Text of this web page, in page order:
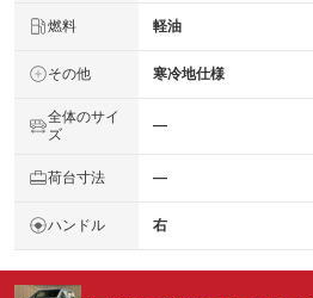
燃料 軽油
その他 寒冷地仕様
全体のサイ
ズ
―
荷台寸法 ―
ハンドル 右